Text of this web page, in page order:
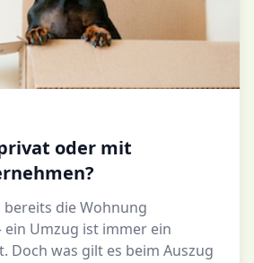
oder mit
bereits die Wohnung
ein Umzug ist immer ein
Doch was gilt es beim Auszug